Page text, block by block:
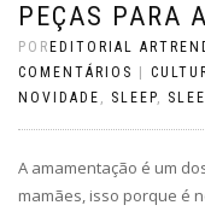
PEÇAS PARA
POR EDITORIAL
COMENTÁRIOS
NOVIDADE , SLEEP,
A amamentação é um
mamães, isso porque é